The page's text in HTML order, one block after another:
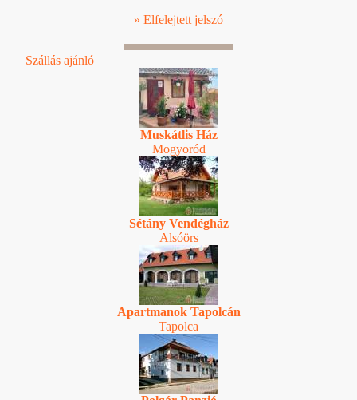
» Elfelejtett jelszó
Szállás ajánló
Muskátlis Ház
Mogyoród
Sétány Vendégház
Alsóörs
Apartmanok Tapolcán
Tapolca